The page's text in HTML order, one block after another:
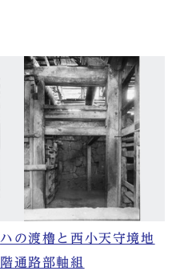
ハの渡櫓と西小天守境地
階通路部軸組